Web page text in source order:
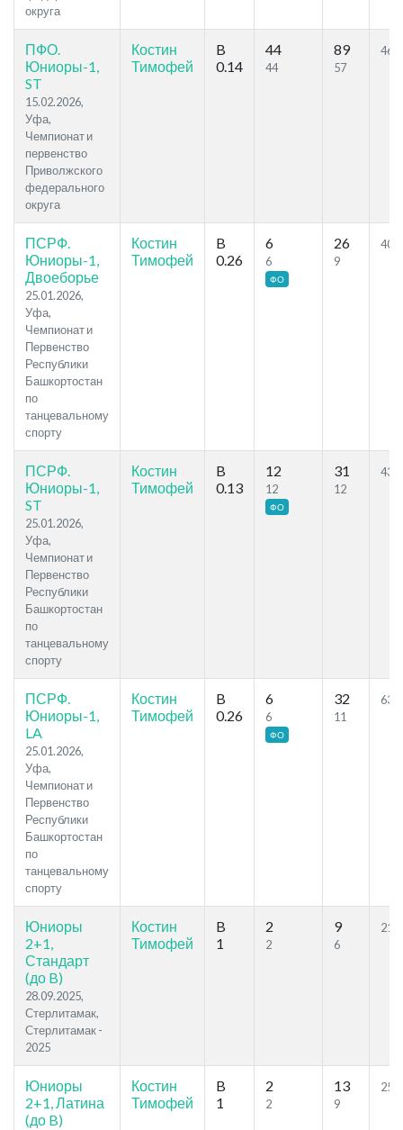
округа
ПФО.
Юниоры-1,
ST
15.02.2026,
Уфа,
Чемпионат и
первенство
Приволжского
федерального
округа
Костин
Тимофей
B
0.14
44
44
89
57
ПСРФ.
Юниоры-1,
Двоеборье
25.01.2026,
Уфа,
Чемпионат и
Первенство
Республики
Башкортостан
по
танцевальному
спорту
Костин
Тимофей
B
0.26
6
6
ФО
26
9
ПСРФ.
Юниоры-1,
ST
25.01.2026,
Уфа,
Чемпионат и
Первенство
Республики
Башкортостан
по
танцевальному
спорту
Костин
Тимофей
B
0.13
12
12
ФО
31
12
ПСРФ.
Юниоры-1,
LA
25.01.2026,
Уфа,
Чемпионат и
Первенство
Республики
Башкортостан
по
танцевальному
спорту
Костин
Тимофей
B
0.26
6
6
ФО
32
11
Юниоры
2+1,
Стандарт
(до B)
28.09.2025,
Стерлитамак,
Стерлитамак -
2025
Костин
Тимофей
B
1
2
2
9
6
Юниоры
2+1, Латина
(до B)
Костин
Тимофей
B
1
2
2
13
9
25.5